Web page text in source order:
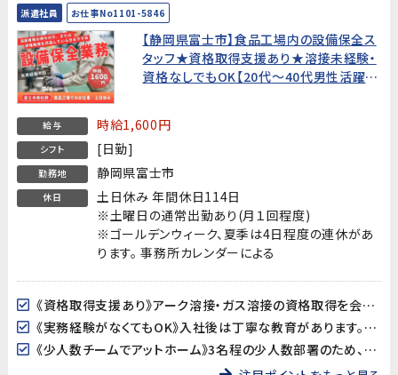
派遣社員 お仕事No1101-5846
【静岡県富士市】食品工場内の設備保全ス
タッフ★資格取得支援あり★溶接未経験・
資格なしでもOK【20代～40代男性活躍
給与 時給1,600円
シフト [日勤]
勤務地 静岡県富士市
休日
土日休み 年間休日114日
※土曜日の通常出勤あり(月１回程度)
※ゴールデンウィーク、夏季は4日程度の連休があ
ります。 事務所カレンダーによる
《資格取得支援あり》アーク溶接・ガス溶接の資格取得を会社がバックアップ！資格は持っていないけど取りたい方、大歓迎です。40歳以上の方は溶接資格が必須となります。
《実務経験がなくてもOK》入社後は丁寧な教育があります。資格は持っているが実務経験がない方も安心してスタートできます。
《少人数チームでアットホーム》3名程の少人数部署のため、コミュニケーションが取りやすく働きやすい環境です。